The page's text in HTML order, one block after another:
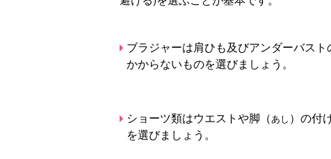
ブラジャーは肩ひも及びアンダーバス
かからないものを選びましょう。
ショーツ類はウエストや脚（あし ）の付
を選びましょう。